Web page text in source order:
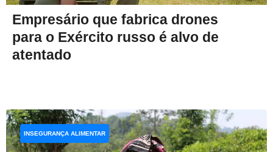
Empresário que fabrica drones
para o Exército russo é alvo de
atentado
INSEGURANÇA ALIMENTAR